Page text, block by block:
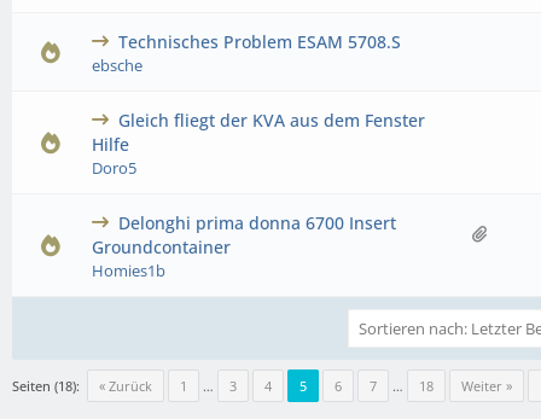
Technisches Problem ESAM 5708.S
ebsche
Bewertung(en) - 0 von 5 durchschnittlich
12345
Gleich fliegt der KVA aus dem Fenster
Hilfe
Doro5
Bewertung(en) - 0 von 5 durchschnittlich
Delonghi prima donna 6700 Insert
Groundcontainer
Homies1b
Bewertung(en) - 0 von 5 durchschnittlich
12345
Seiten (18): « Zurück 1 … 3 4 5 6 7 … 18 Weiter »